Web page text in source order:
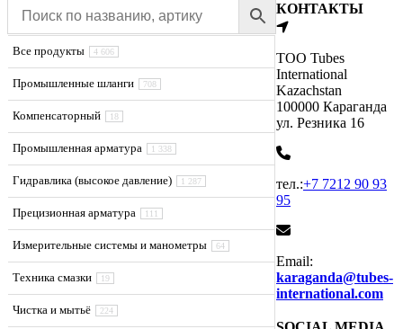
Все продукты 4 606
Промышленные шланги 708
Компенсаторный 18
Промышленная арматура 1 338
Гидравлика (высокое давление) 1 287
Прецизионная арматура 111
Измерительные системы и манометры 64
Техника смазки 19
Чистка и мытьё 224
КОНТАКТЫ
ТОО Tubes
International
Kazachstan
100000 Караганда
ул. Резника 16
тел.:+7 7212 90 93
95
Email:
karaganda@tubes-
international.com